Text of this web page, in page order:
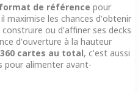
format de référence pour
maximise les chances d'obtenir
ou d'affiner ses decks
d'ouverture à la hauteur
360 cartes au total, c'est aussi
pour alimenter avant-